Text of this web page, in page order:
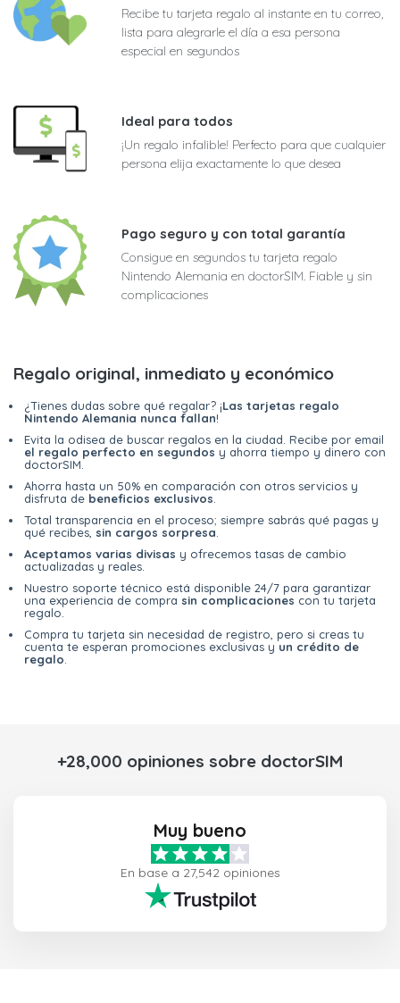
Recibe tu tarjeta regalo al instante en tu correo,
lista para alegrarle el día a esa persona
especial en segundos
Ideal para todos
¡Un regalo infalible! Perfecto para que cualquier
persona elija exactamente lo que desea
Pago seguro y con total garantía
Consigue en segundos tu tarjeta regalo
Nintendo Alemania en doctorSIM. Fiable y sin
complicaciones
Regalo original, inmediato y económico
¿Tienes dudas sobre qué regalar? ¡Las tarjetas regalo
Nintendo Alemania nunca fallan!
Evita la odisea de buscar regalos en la ciudad. Recibe por email
el regalo perfecto en segundos y ahorra tiempo y dinero con
doctorSIM.
Ahorra hasta un 50% en comparación con otros servicios y
disfruta de beneficios exclusivos.
Total transparencia en el proceso; siempre sabrás qué pagas y
qué recibes, sin cargos sorpresa.
Aceptamos varias divisas y ofrecemos tasas de cambio
actualizadas y reales.
Nuestro soporte técnico está disponible 24/7 para garantizar
una experiencia de compra sin complicaciones con tu tarjeta
regalo.
Compra tu tarjeta sin necesidad de registro, pero si creas tu
cuenta te esperan promociones exclusivas y un crédito de
regalo.
+28,000 opiniones sobre doctorSIM
Muy bueno
En base a 27,542 opiniones